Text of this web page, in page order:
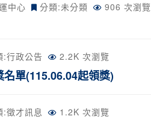
中心 分類:未分類 906 次瀏覽
:行政公告 2.2K 次瀏覽
單(115.06.04起領獎)
:徵才訊息 1.2K 次瀏覽